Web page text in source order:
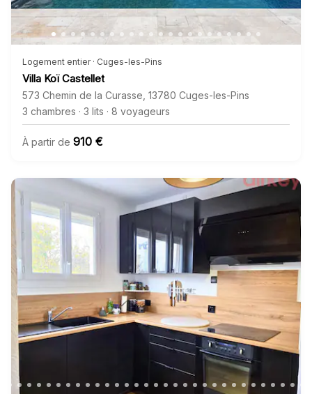
Logement entier · Cuges-les-Pins
Villa Koï Castellet
573 Chemin de la Curasse 13780 Cuges-les-Pins
3 chambres · 3 lits · 8 voyageurs
À partir de 910 €